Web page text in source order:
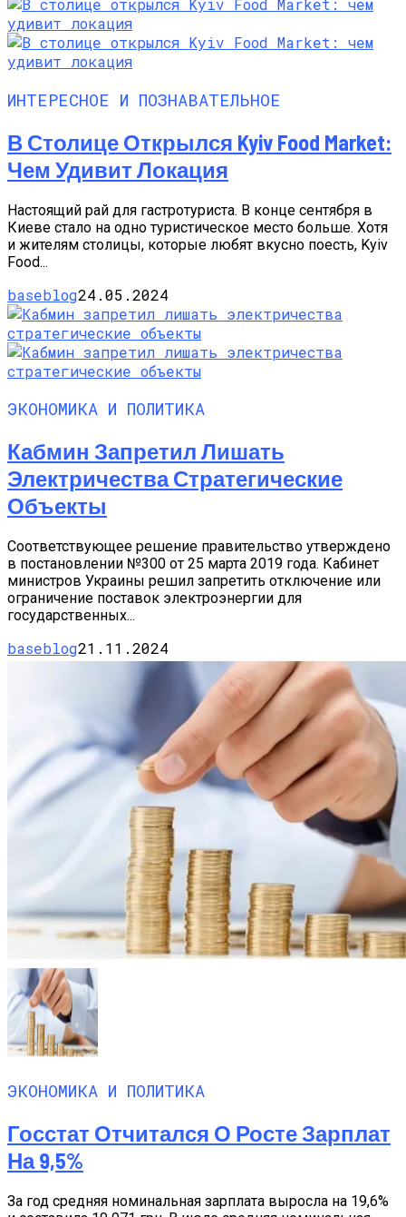
ИНТЕРЕСНОЕ И ПОЗНАВАТЕЛЬНОЕ
В Столице Открылся Kyiv Food Market:
Чем Удивит Локация
Настоящий рай для гастротуриста. В конце сентября в
Киеве стало на одно туристическое место больше. Хотя
и жителям столицы, которые любят вкусно поесть, Kyiv
Food...
baseblog24.05.2024
ЭКОНОМИКА И ПОЛИТИКА
Кабмин Запретил Лишать
Электричества Стратегические
Объекты
Соответствующее решение правительство утверждено
в постановлении №300 от 25 марта 2019 года. Кабинет
министров Украины решил запретить отключение или
ограничение поставок электроэнергии для
государственных...
baseblog21.11.2024
ЭКОНОМИКА И ПОЛИТИКА
Госстат Отчитался О Росте Зарплат
На 9,5%
За год средняя номинальная зарплата выросла на 19,6%